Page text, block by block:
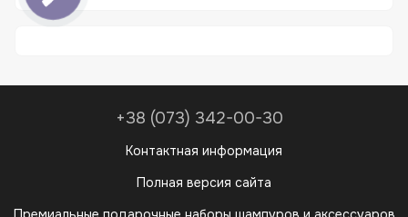
+38 (073) 342-00-30
Контактная информация
Полная версия сайта